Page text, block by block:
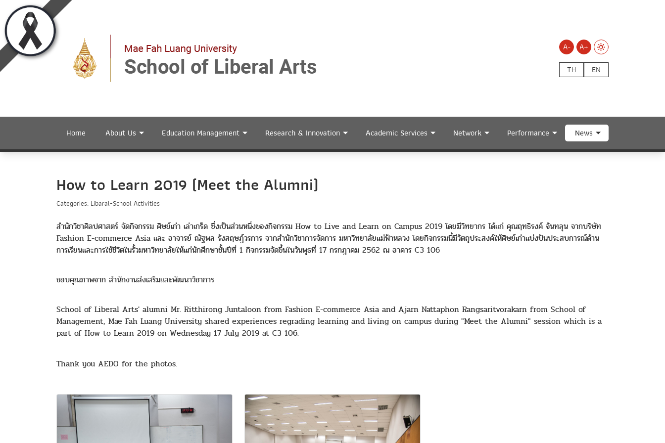
A-
A+
TH
EN
Home About Us Education Management Research & Innovation Academic Services Network Performance News
How to Learn 2019 (Meet the Alumni)
Categories: Libaral-School Activities
สำนักวิชาศิลปศาสตร์ จัดกิจกรรม ศิษย์เก่า เล่าเกร็ด ซึ่งเป็นส่วนหนึ่งของกิจกรรม How to Live and Learn on Campus 2019 โดยมีวิทยากร ได้แก่ คุณฤทธิรงค์ จันทลุน จากบริษัท
Fashion E-commerce Asia และ อาจารย์ ณัฐพล รังสฤษฎ์วรการ จากสำนักวิชาการจัดการ มหาวิทยาลัยแม่ฟ้าหลวง โดยกิจกรรมนี้มีวัตถุประสงค์ให้ศิษย์เก่าแบ่งปันประสบการณ์ด้าน
การเรียนและการใช้ชีวิตในรั้วมหาวิทยาลัยให้แก่นักศึกษาชั้นปีที่ 1 กิจกรรมจัดขึ้นในวันพุธที่ 17 กรกฎาคม 2562 ณ อาคาร C3 106
ขอบคุณภาพจาก สำนักงานส่งเสริมและพัฒนาวิชาการ
School of Liberal Arts' alumni Mr. Ritthirong Juntaloon from Fashion E-commerce Asia and Ajarn Nattaphon Rangsaritvorakarn from School of
Management, Mae Fah Luang University shared experiences regrading learning and living on campus during "Meet the Alumni" session which is a
part of How to Learn 2019 on Wednesday 17 July 2019 at C3 106.
Thank you AEDO for the photos.